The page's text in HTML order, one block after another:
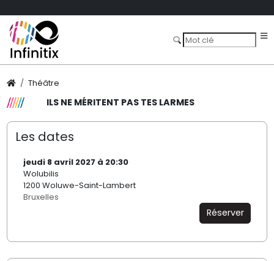
Théâtre
ILS NE MÉRITENT PAS TES LARMES
Les dates
jeudi 8 avril 2027 à 20:30
Wolubilis
1200 Woluwe-Saint-Lambert
Bruxelles
Réserver